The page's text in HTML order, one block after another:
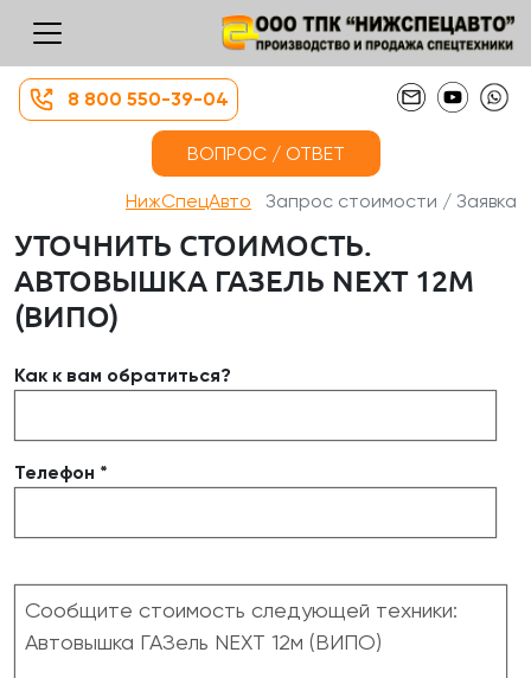
8 800 550-39-04
ВОПРОС / ОТВЕТ
НижСпецАвто Запрос стоимости / Заявка
УТОЧНИТЬ СТОИМОСТЬ.
АВТОВЫШКА ГАЗЕЛЬ NEXT 12М
(ВИПО)
Как к вам обратиться?
Телефон *